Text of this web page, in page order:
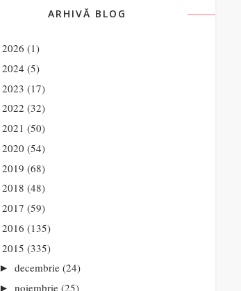
ARHIVĂ BLOG
2026 (1)
2024 (5)
2023 (17)
2022 (32)
2021 (50)
2020 (54)
2019 (68)
2018 (48)
2017 (59)
2016 (135)
2015 (335)
► decembrie (24)
► noiembrie (25)